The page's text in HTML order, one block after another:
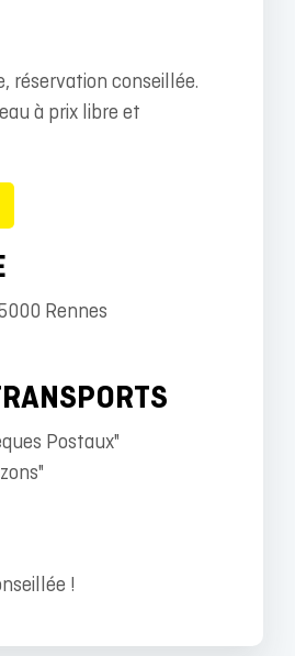
réservation conseillée.
à prix libre et
Rennes
Postaux"
!